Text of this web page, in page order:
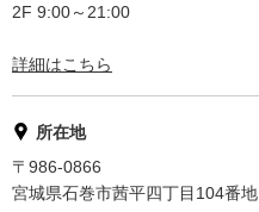
2F 9:00～21:00
詳細はこちら
所在地
〒986-0866
宮城県石巻市茜平四丁目104番地